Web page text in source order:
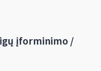
įforminimo /